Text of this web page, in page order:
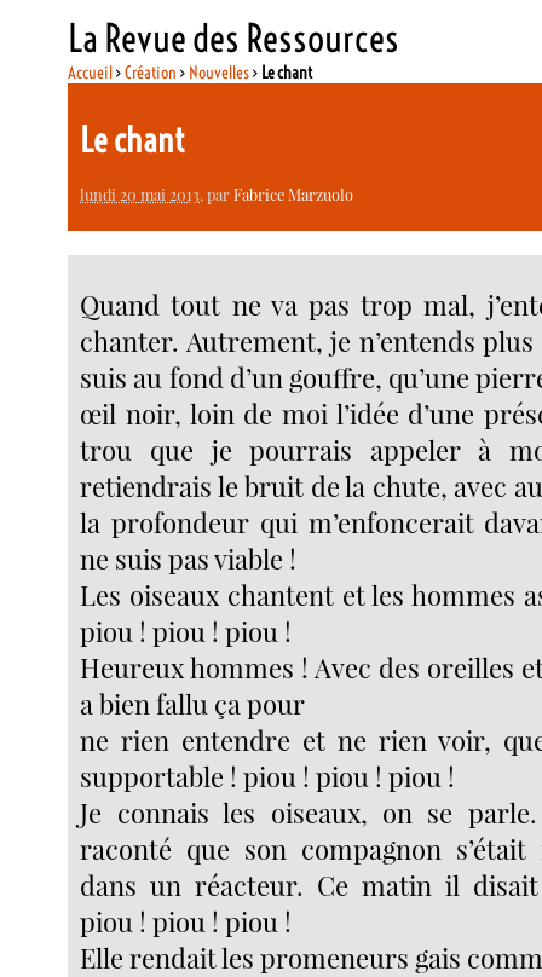
La Revue des Ressources
Accueil>Création > Nouvelles> Le chant
Le chant
lundi 20 mai 2013, parFabrice Marzuolo
Quand tout ne va pas trop mal,
chanter. Autrement, je n’entends
suis au fond d’un gouffre, qu’une
œil noir, loin de moi l’idée d’une
trou que je pourrais appeler à
retiendrais le bruit de la chute, avec
la profondeur qui m’enfoncerait
ne suis pas viable !
Les oiseaux chantent et les hommes
piou ! piou ! piou !
Heureux hommes ! Avec des oreilles
a bien fallu ça pour
ne rien entendre et ne rien voir,
supportable ! piou ! piou ! piou !
Je connais les oiseaux, on se parle.
raconté que son compagnon
dans un réacteur. Ce matin il
piou ! piou ! piou !
Elle rendait les promeneurs gais